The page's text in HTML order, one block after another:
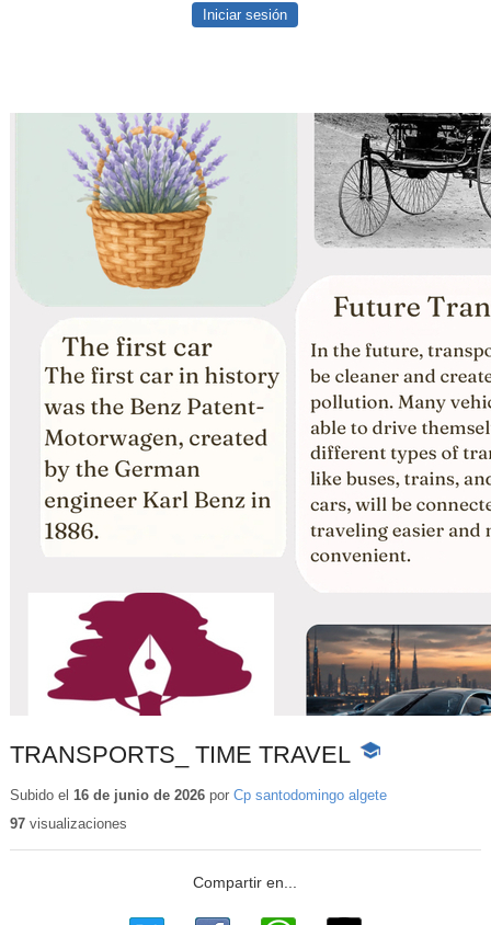
Iniciar sesión
TRANSPORTS_ TIME TRAVEL -
educativo
Subido el 16 de junio de 2026por Cp santodomingo algete
97visualizaciones